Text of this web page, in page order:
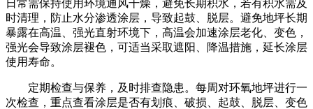
日常需保持使用环境通风干燥，避免长期积水，若有积水需及
时清理，防止水分渗透涂层，导致起鼓、脱层。避免地坪长期
暴露在高温、强光直射环境下，高温会加速涂层老化、变色，
强光会导致涂层褪色，可适当采取遮阳、降温措施，延长涂层
使用寿命。
定期检查与保养，及时排查隐患。每周对环氧地坪进行一
次检查，重点查看涂层是否有划痕、破损、起鼓、脱层、变色